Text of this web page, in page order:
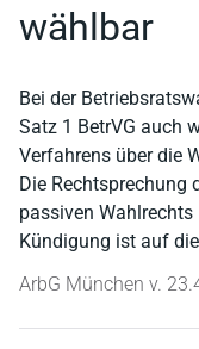
wählbar
Bei der
Satz 1 BetrVG auch
Verfahrens über die
Die Rechtsprechung
passiven
Kündigung ist auf
ArbG München v.